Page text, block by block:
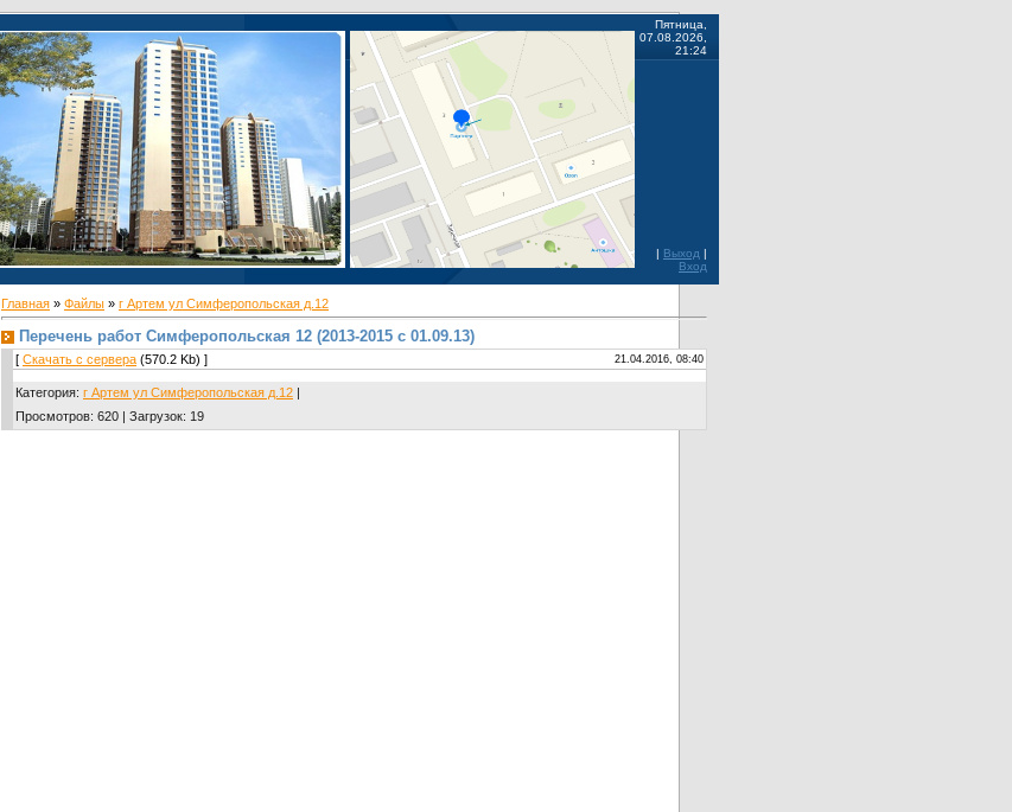
Пятница,
07.08.2026,
21:24
| Выход |
Вход
Главная » Файлы » г Артем ул Симферопольская д.12
Перечень работ Симферопольская 12 (2013-2015 с 01.09.13)
[ Скачать с сервера (570.2 Kb) ] 21.04.2016, 08:40
Категория: г Артем ул Симферопольская д.12 |
Просмотров: 620 | Загрузок: 19